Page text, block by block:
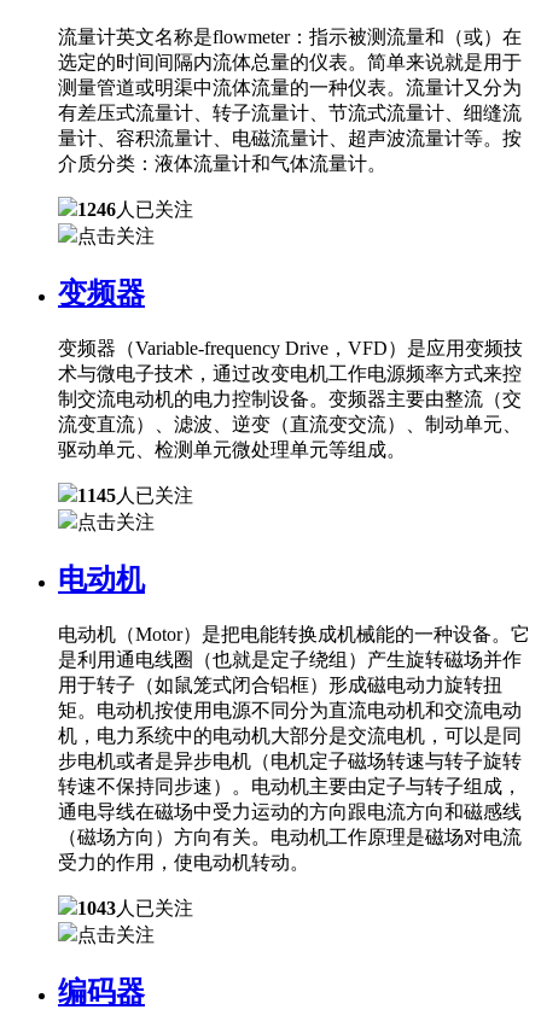
流量计英文名称是flowmeter：指示被测流量和（或）在
选定的时间间隔内流体总量的仪表。简单来说就是用于
测量管道或明渠中流体流量的一种仪表。流量计又分为
有差压式流量计、转子流量计、节流式流量计、细缝流
量计、容积流量计、电磁流量计、超声波流量计等。按
介质分类：液体流量计和气体流量计。
1246人已关注
点击关注
变频器
变频器（Variable-frequency Drive，VFD）是应用变频技
术与微电子技术，通过改变电机工作电源频率方式来控
制交流电动机的电力控制设备。变频器主要由整流（交
流变直流）、滤波、逆变（直流变交流）、制动单元、
驱动单元、检测单元微处理单元等组成。
1145人已关注
点击关注
电动机
电动机（Motor）是把电能转换成机械能的一种设备。它
是利用通电线圈（也就是定子绕组）产生旋转磁场并作
用于转子（如鼠笼式闭合铝框）形成磁电动力旋转扭
矩。电动机按使用电源不同分为直流电动机和交流电动
机，电力系统中的电动机大部分是交流电机，可以是同
步电机或者是异步电机（电机定子磁场转速与转子旋转
转速不保持同步速）。电动机主要由定子与转子组成，
通电导线在磁场中受力运动的方向跟电流方向和磁感线
（磁场方向）方向有关。电动机工作原理是磁场对电流
受力的作用，使电动机转动。
1043人已关注
点击关注
编码器